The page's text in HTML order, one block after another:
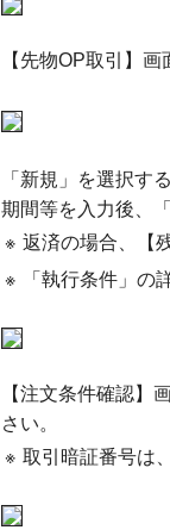
【先物OP取引】
「新規」を選択す
期間等を入力後、
※ 返済の場合、【
※
「執行条件」の
【注文条件確認】
さい。
※ 取引暗証番号は